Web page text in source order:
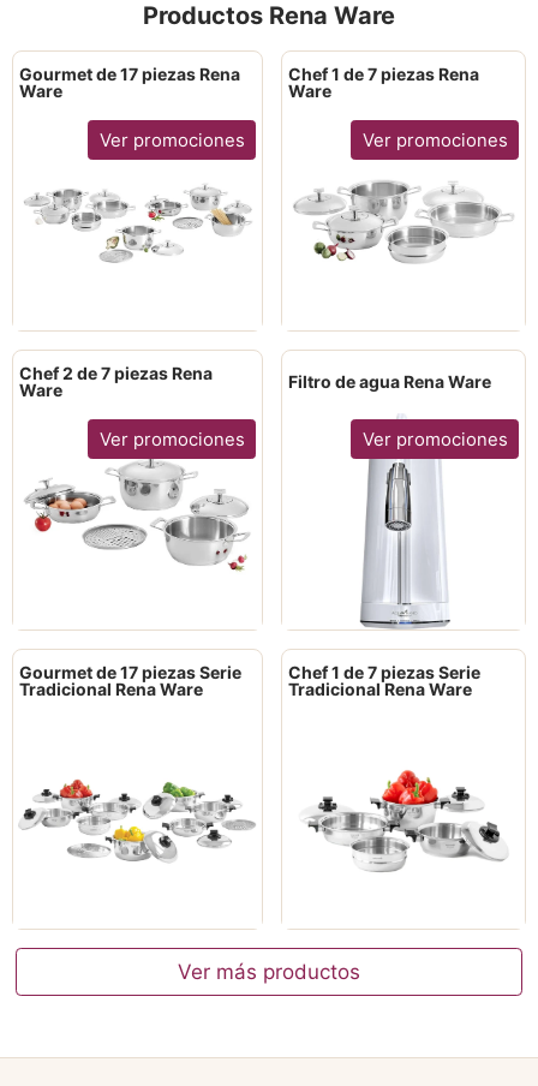
Productos Rena Ware
Gourmet de 17 piezas Rena
Ware
Ver promociones
Chef 1 de 7 piezas Rena
Ware
Ver promociones
Chef 2 de 7 piezas Rena
Ware
Ver promociones
Filtro de agua Rena Ware
Ver promociones
Gourmet de 17 piezas Serie
Tradicional Rena Ware
Chef 1 de 7 piezas Serie
Tradicional Rena Ware
Ver más productos